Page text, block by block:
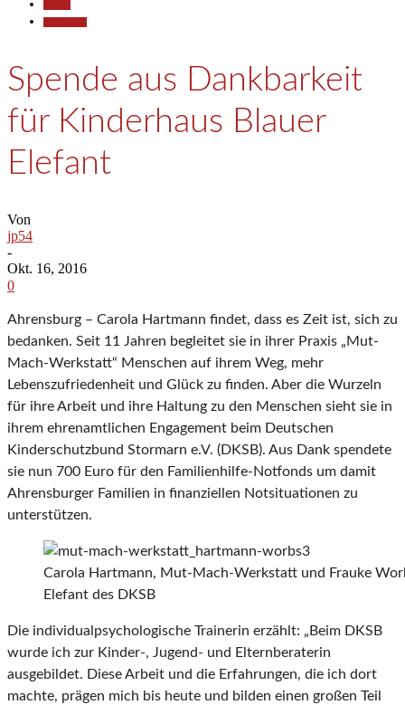
Spende aus Dankbarkeit
für Kinderhaus Blauer
Elefant
Von
jp54
-
Okt. 16, 2016
0
Ahrensburg – Carola Hartmann findet, dass es Zeit ist, sich zu
bedanken. Seit 11 Jahren begleitet sie in ihrer Praxis „Mut-
Mach-Werkstatt“ Menschen auf ihrem Weg, mehr
Lebenszufriedenheit und Glück zu finden. Aber die Wurzeln
für ihre Arbeit und ihre Haltung zu den Menschen sieht sie in
ihrem ehrenamtlichen Engagement beim Deutschen
Kinderschutzbund Stormarn e.V. (DKSB). Aus Dank spendete
sie nun 700 Euro für den Familienhilfe-Notfonds um damit
Ahrensburger Familien in finanziellen Notsituationen zu
unterstützen.
Carola Hartmann, Mut-Mach-Werkstatt und Frauke
Elefant des DKSB
Die individualpsychologische Trainerin erzählt: „Beim DKSB
wurde ich zur Kinder-, Jugend- und Elternberaterin
ausgebildet. Diese Arbeit und die Erfahrungen, die ich dort
machte, prägen mich bis heute und bilden einen großen Teil